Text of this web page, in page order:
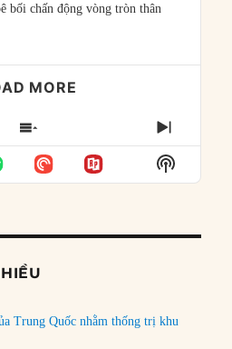
bối chấn động vòng tròn thân
MORE
SHOW
EPISODES
LIST
NEXT
Show
Podcast
Trung Quốc nhằm thống trị khu